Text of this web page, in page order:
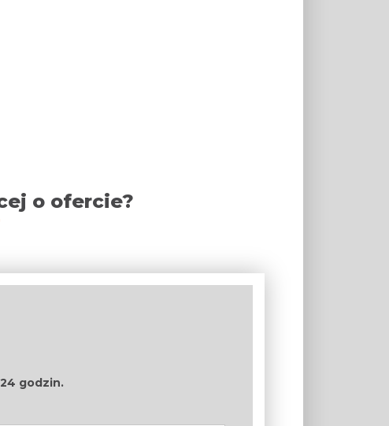
o ofercie?
godzin.